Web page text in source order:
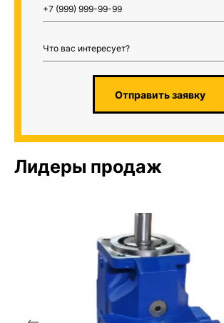
Отправить заявку
Лидеры продаж